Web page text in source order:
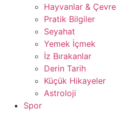
Hayvanlar & Çevre
Pratik Bilgiler
Seyahat
Yemek İçmek
İz Bırakanlar
Derin Tarih
Küçük Hikayeler
Astroloji
Spor